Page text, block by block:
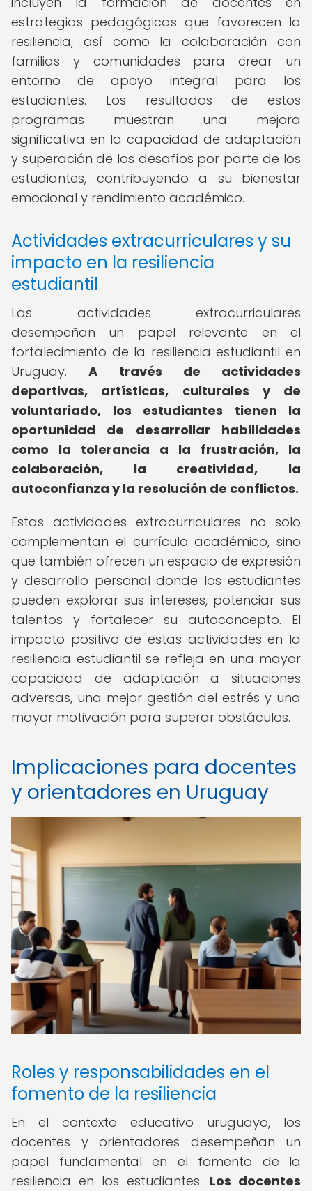
estrategias pedagógicas que favorecen la
resiliencia, así como la colaboración con
familias y comunidades para crear un
entorno de apoyo integral para los
estudiantes. Los resultados de estos
programas muestran una mejora
significativa en la capacidad de adaptación
y superación de los desafíos por parte de los
estudiantes, contribuyendo a su bienestar
emocional y rendimiento académico.
Actividades extracurriculares y su
impacto en la resiliencia
estudiantil
Las actividades extracurriculares
desempeñan un papel relevante en el
fortalecimiento de la resiliencia estudiantil en
Uruguay.A través de actividades
deportivas, artísticas, culturales y de
voluntariado, los estudiantes tienen la
oportunidad de desarrollar habilidades
como la tolerancia a la frustración, la
colaboración, la creatividad, la
autoconfianza y la resolución de conflictos.
Estas actividades extracurriculares no solo
complementan el currículo académico, sino
que también ofrecen un espacio de expresión
y desarrollo personal donde los estudiantes
pueden explorar sus intereses, potenciar sus
talentos y fortalecer su autoconcepto. El
impacto positivo de estas actividades en la
resiliencia estudiantil se refleja en una mayor
capacidad de adaptación a situaciones
adversas, una mejor gestión del estrés y una
mayor motivación para superar obstáculos.
Implicaciones para docentes
y orientadores en Uruguay
Roles y responsabilidades en el
fomento de la resiliencia
En el contexto educativo uruguayo, los
docentes y orientadores desempeñan un
papel fundamental en el fomento de la
resiliencia en los estudiantes. Los docentes